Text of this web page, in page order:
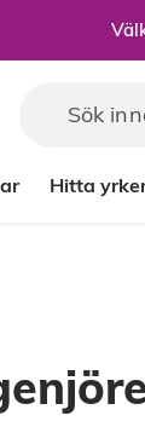
Hitta